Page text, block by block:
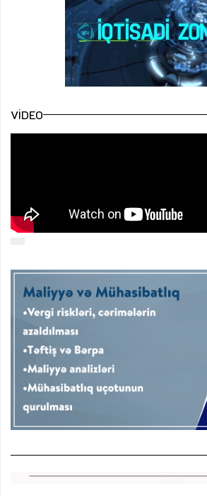
VIDEO